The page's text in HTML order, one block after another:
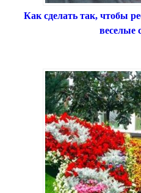
Как сделать так, чтобы
веселые